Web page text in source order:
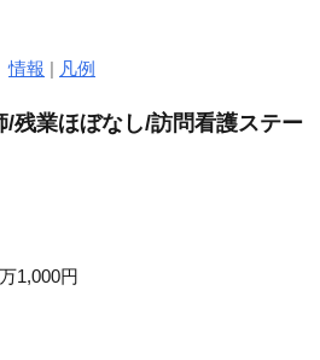
情報 | 凡例
/残業ほぼなし/訪問看護ステー
1,000円